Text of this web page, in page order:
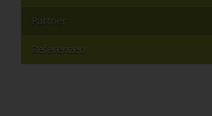
Partner
Referenzen